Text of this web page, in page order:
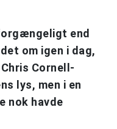
end
om igen i dag,
Cornell-
lys, men i en
nok havde